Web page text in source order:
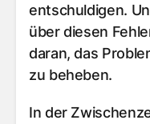
entschuldigen.
über diesen
daran, das
zu beheben.
In der